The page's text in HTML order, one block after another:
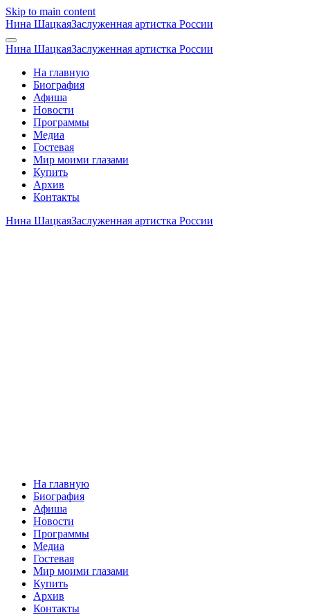
Skip to main content
Нина ШацкаяЗаслуженная артистка России
Нина ШацкаяЗаслуженная артистка России
На главную
Биография
Афиша
Новости
Программы
Медиа
Гостевая
Мир моими глазами
Купить
Архив
Контакты
Нина ШацкаяЗаслуженная артистка России
На главную
Биография
Афиша
Новости
Программы
Медиа
Гостевая
Мир моими глазами
Купить
Архив
Контакты